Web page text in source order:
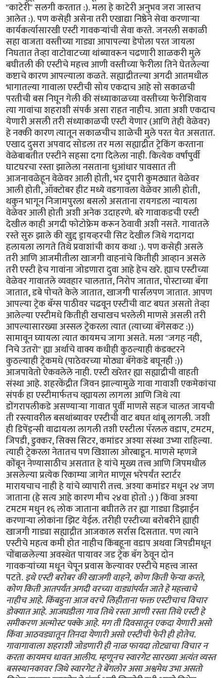
"काटेरी" सलगी करतात :). मला हे काटेरी अनुभव जरा जास्तच
आलेत :). पण कसेही असेना तरी एखाद्या निष्ठेने सेवा करणार्‍या
कार्यकर्त्यासारखी एस्टी गावकर्‍यांची सेवा करते. जनरली सकाळी
सहा वाजता वस्तीच्या गाड्या आपापल्या डेपोला परत जायला
निघतात तेव्हा वाटोवाटच्या थांब्यावरून चढणारी शाळकरी मुले
बघीतली की एस्टीचे महत्त्व आणी वस्तीच्या फेरीला तिने घेतलेल्या
कष्टाचे कारण आपल्याला कळते. सह्याद्रीतल्या अगदी आतमधील
भागातल्या गावाला एस्टीची सोय एकदाच आहे सो सकाळची
परतीची बस निघून गेली की संध्याकाळच्या वस्तीच्या फेरीशिवाय
त्या गावांचा शहराशी संपर्क असा राहत नाहीच. आता अशी एकदाच
येणारी असली तरी संध्याकाळची एस्टी येणार (आणि तेही वेळेवर)
हे नक्की कारण त्यातून सकाळचीच शाळेची मुले परत येत असतात.
एखाद दुसरा अपवाद सोडला तर मला सह्याद्रीत ट्रेकिंग करताना
वेळेबाबतीत एस्टीने सहसा दगा दिलेला नाही. कित्येक वर्षांपुर्वी
घाटघरचा रस्ता झालेला नसताना धुआंधार पावसात ती
आजनावळेहून वेळेवर आली होती, भर दुपारी कुमठ्यात वेळेवर
आली होती, ऑक्टोबर हीट मध्ये वडगावला वेळेवर आली होती,
थकुन भागून निजामपुरला बसलो असताना रायगडला न्यायला
वेळेवर आली होती अशी अनेक उदाहरणे. बरे गावाकडची एस्टी
देखील काही अगदी फोटोफ्रेम करून ठेवावी अशी नसते. गावातले
रस्ते सुरु झाले की खुद्द ड्रायव्हरची सिट देखील जिथे गदागदा
हलायला लागते तिथे प्रवाशांची काय कथा :). पण कसेही असले
तरी आणि आजमीतीला खाजगी वाहनांचे कितीही आव्हान असले
तरी एस्टी हेच गावांना जोडणारा दुवा आहे हेच खरे. ह्याच एस्टीच्या
वेळेवर गावातले व्यवहार चालतात, निरोप जातात, पोस्टाच्या बॅगा
जातात, डबे पोचते केले जातात, खाजगी पार्सलपण जातात. आपण
आपल्या ट्रेक बॅग्स पाठीवर चढवून एस्टीची वाट बघत असतो तेव्हा
आलेल्या एस्टीमधे कितीही खचाखच भरलेली माणसे असली तरी
आपल्यासारख्या अस्सल ट्रेकरला त्यात (त्याच्या बॅगेसकट :))
सामावून घ्यायला त्यात कायमच जागा असते. मला "जगह नही,
निचे उतरो" ह्या अर्थाचे वाक्य कधीही कुठल्याही कंडक्टरने
कुठल्याही ट्रेकमधे (पाठेवरच्या मोठ्या बॅगेकडे बघूनही :))
आजपावेतो ऐकवलेले नाही. एस्टी खरेतर ह्या सह्याद्रीची वाहती
संस्था आहे. शहरकेंद्रीत जिवन झाल्यामुळे गावा गावाशी एकमेकांचा
संपर्क हा एस्टीमार्फतच व्ह्यायला लागला आणि जिथे त्या
डोंगरापलीकडे असण्यार्‍या गावात पुर्वी माणसे सहज चालत जायची
ती रस्त्यावरील बसथांब्यावर एस्टीची वाट बघत थांबू लागली. जशी
ही डिपेंड्न्सी वाढायला लागली तशी एस्टीला पॅरलल वडाप, टमटम,
जिपडी, डुक्कर, सिक्स सिटर, कमांडर अश्या संस्था उभ्या राहिल्या.
त्याही ट्रेकरला नेतातच पण खिशाला ओरबाडून. माणसे म्हणजे
कोंबून नेण्यासाठीच असतात हे यांचे मुख्य तत्त्व आणि जिपमधील
असलेल्या प्रत्येक रिकाम्या जागेत माणूस भरेपर्यंत स्टार्टर
मारायचाच नाही हे यांचे व्यापारी तत्त्व. अश्या कमांडर मधून २४ जण
जाताना (हे सत्य आहे कारण मीच २४वा होतो :) ) किंवा अश्या
टमटम मधुन १६ लोक जाताना बघीतले तर ह्या गाड्या डिझाईन
करणार्‍या लोकांना झिट येईल. तरीही एस्टीच्या बरोबरीने ह्याही
खाजगी गाड्या सह्याद्रीत आजकाल सर्रास दिसतात. पण त्याने
एस्टीचे महत्व कमी होत नाहीच किंबहूना वडाप अथवा जिपडीमधून
चोंबाळलेल्या अवस्थेत पायावर जड ट्रेक बॅग ठेवून दोन
गावकर्‍यांच्या मधून चेपून प्रवास केल्यावर एस्टीचे महत्त्व जास्त
पटते.इथे एस्टी बरोबर की खाजगी वाहने, कोण किती फेर्‍या करते,
कोण किती आतपर्यंत अगदी वरच्या वाड्यांपर्यंत जाते हे महत्त्वाचे
नाहीच आहे. किंबहुना आज वरचे लिहीताना फक्त एस्टीचाच विचार
डोक्यात आहे. आजघडीला गाव तिथे रस्ता आणी रस्ता तिथे एस्टी हे
समीकरण अल्मोस्ट पक्के आहे. मग ती दिवसातून एकदा येणारी असो
किंवा आठवड्यातून तिनदा येणारी असो एस्टीची फेरी ही होतेच.
गावागावाला शहराशी जोडणारी ही नाळ फायदा तोट्याचा विचार न
करता कायमच धावत आलीय. म्हणूनच स्वारगेट सारख्या अत्यंत व्यस्त
बसस्थानकावर जिथे स्वारगेट ते बेंगलोर असा अश्वमेध उभा असतो